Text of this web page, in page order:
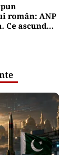
român: ANP
Ce ascund